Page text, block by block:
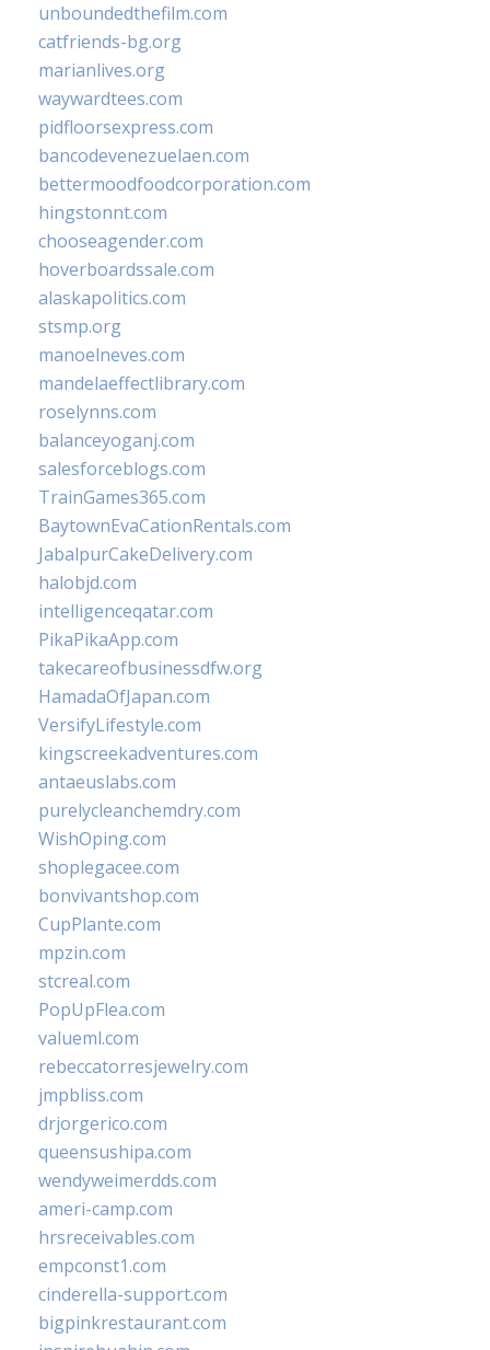
unboundedthefilm.com
catfriends-bg.org
marianlives.org
waywardtees.com
pidfloorsexpress.com
bancodevenezuelaen.com
bettermoodfoodcorporation.com
hingstonnt.com
chooseagender.com
hoverboardssale.com
alaskapolitics.com
stsmp.org
manoelneves.com
mandelaeffectlibrary.com
roselynns.com
balanceyoganj.com
salesforceblogs.com
TrainGames365.com
BaytownEvaCationRentals.com
JabalpurCakeDelivery.com
halobjd.com
intelligenceqatar.com
PikaPikaApp.com
takecareofbusinessdfw.org
HamadaOfJapan.com
VersifyLifestyle.com
kingscreekadventures.com
antaeuslabs.com
purelycleanchemdry.com
WishOping.com
shoplegacee.com
bonvivantshop.com
CupPlante.com
mpzin.com
stcreal.com
PopUpFlea.com
valueml.com
rebeccatorresjewelry.com
jmpbliss.com
drjorgerico.com
queensushipa.com
wendyweimerdds.com
ameri-camp.com
hrsreceivables.com
empconst1.com
cinderella-support.com
bigpinkrestaurant.com